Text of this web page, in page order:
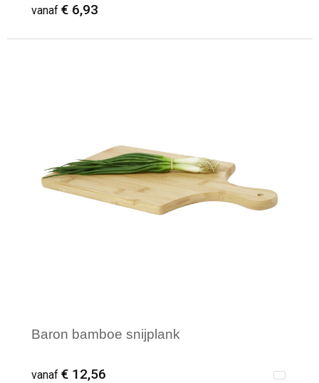
vanaf € 6,93
Baron bamboe snijplank
vanaf € 12,56